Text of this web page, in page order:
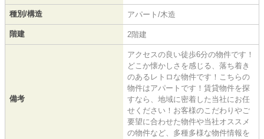
種別/構造 アパート/木造
階建 2階建
備考
アクセスの良い徒歩6分の物件です！
どこか懐かしさを感じる、落ち着き
のあるレトロな物件です！こちらの
物件はアパートです！賃貸物件を探
すなら、地域に密着した当社にお任
せください！お客様のこだわりやご
要望に合わせた物件や当社オススメ
の物件など、多種多様な物件情報を